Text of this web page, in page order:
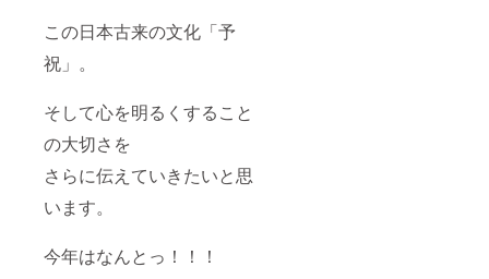
この日本古来の文化「予
祝」。
そして心を明るくすること
の大切さを
さらに伝えていきたいと思
います。
今年はなんとっ！！！